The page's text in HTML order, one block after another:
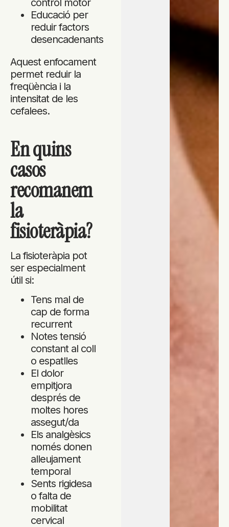
control motor
Educació per
reduir factors
desencadenants
Aquest enfocament
permet reduir la
freqüència i la
intensitat de les
cefalees.
En quins
casos
recomanem
la
fisioteràpia?
La fisioteràpia pot
ser especialment
útil si:
Tens mal de
cap de forma
recurrent
Notes tensió
constant al coll
o espatlles
El dolor
empitjora
després de
moltes hores
assegut/da
Els analgèsics
només donen
alleujament
temporal
Sents rigidesa
o falta de
mobilitat
cervical